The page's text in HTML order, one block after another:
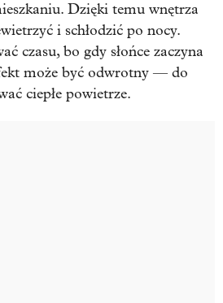
Dzięki temu wnętrza
i schłodzić po nocy.
czasu, bo gdy słońce zaczyna
może być odwrotny — do
ciepłe powietrze.